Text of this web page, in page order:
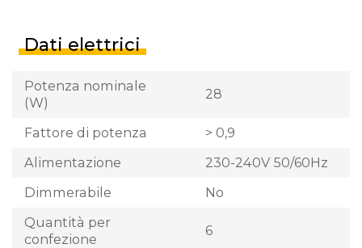
Dati elettrici
Potenza nominale
(W)
28
Fattore di potenza
> 0,9
Alimentazione
230-240V 50/60Hz
Dimmerabile
No
Quantità per
confezione
6